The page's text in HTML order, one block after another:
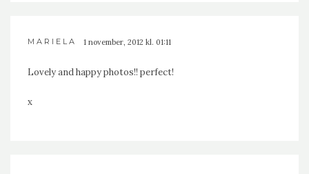
MARIELA 1 november, 2012 kl. 01:11
Lovely and happy photos!! perfect!
x